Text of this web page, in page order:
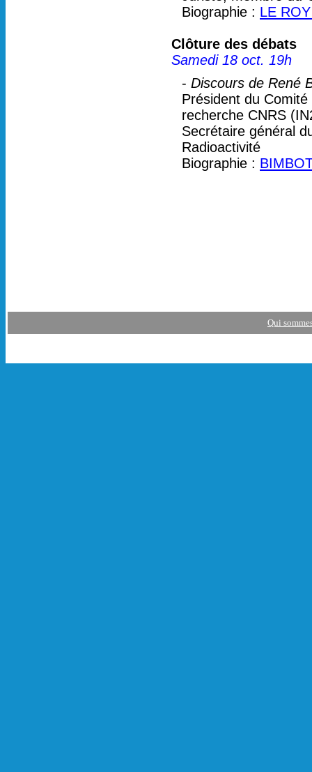
Biographie : LE
Clôture des débats
Samedi 18 oct. 19h
- Discours de René
Président du
recherche CNRS
Secrétaire général
Radioactivité
Biographie :
Qui